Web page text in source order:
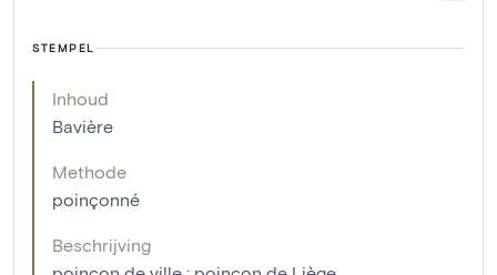
STEMPEL
Inhoud
Bavière
Methode
poinçonné
Beschrijving